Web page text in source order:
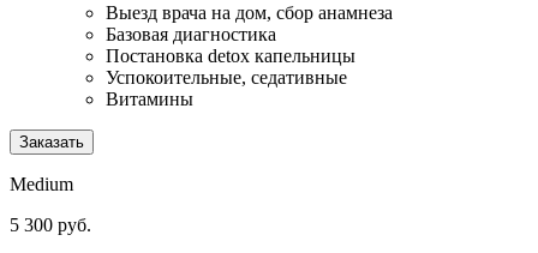
Выезд врача на дом, сбор анамнеза
Базовая диагностика
Постановка detox капельницы
Успокоительные, седативные
Витамины
Заказать
Medium
5 300 руб.